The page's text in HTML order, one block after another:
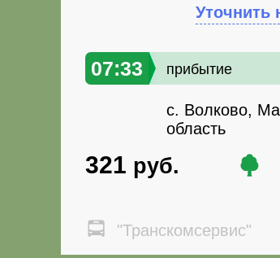
Уточнить
07:33 прибытие
с. Волково,
область
321 руб.
"Транскомсервис"